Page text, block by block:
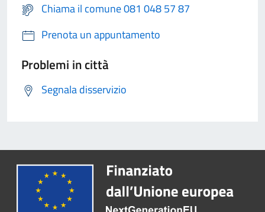
Chiama il comune 081 048 57 87
Prenota un appuntamento
Problemi in città
Segnala disservizio